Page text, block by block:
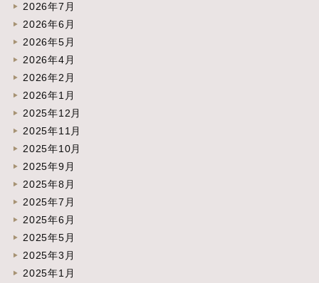
2026年7月
2026年6月
2026年5月
2026年4月
2026年2月
2026年1月
2025年12月
2025年11月
2025年10月
2025年9月
2025年8月
2025年7月
2025年6月
2025年5月
2025年3月
2025年1月